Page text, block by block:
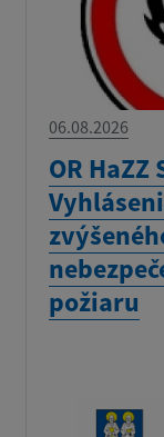
06.08.2026
OR
požiaru